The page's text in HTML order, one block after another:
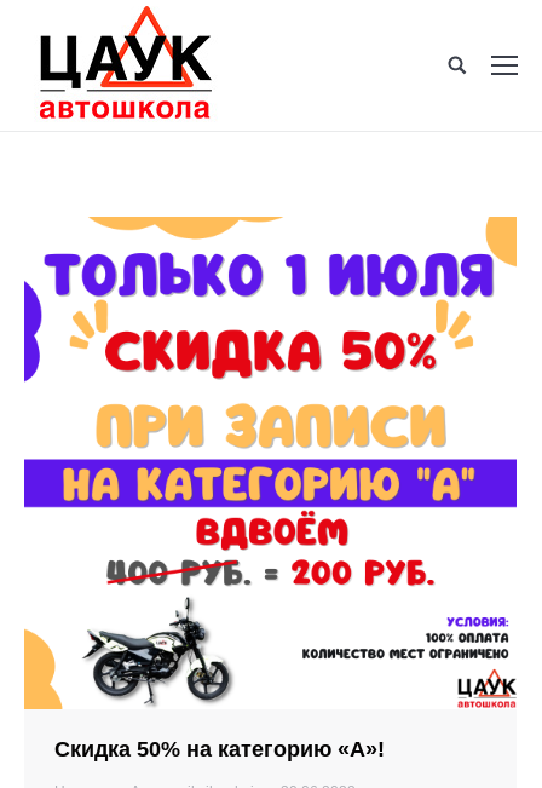
Скидка 50% на категорию «А»!